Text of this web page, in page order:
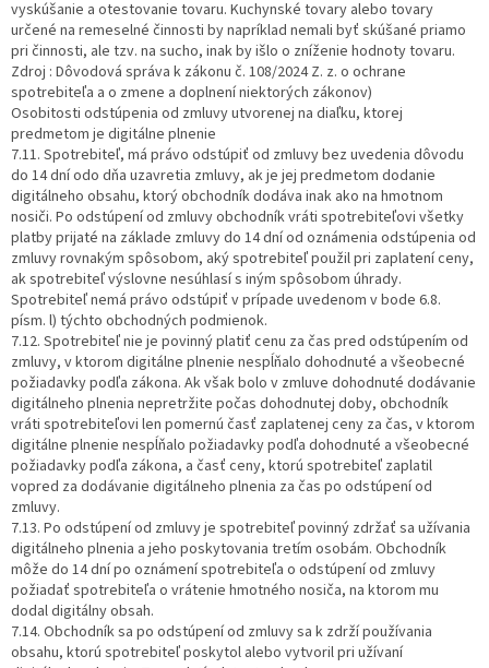
vyskúšanie a otestovanie tovaru. Kuchynské tovary alebo tovary
určené na remeselné činnosti by napríklad nemali byť skúšané priamo
pri činnosti, ale tzv. na sucho, inak by išlo o zníženie hodnoty tovaru.
Zdroj : Dôvodová správa k zákonu č. 108/2024 Z. z. o ochrane
spotrebiteľa a o zmene a doplnení niektorých zákonov)
Osobitosti odstúpenia od zmluvy utvorenej na diaľku, ktorej
predmetom je digitálne plnenie
7.11. Spotrebiteľ, má právo odstúpiť od zmluvy bez uvedenia dôvodu
do 14 dní odo dňa uzavretia zmluvy, ak je jej predmetom dodanie
digitálneho obsahu, ktorý obchodník dodáva inak ako na hmotnom
nosiči. Po odstúpení od zmluvy obchodník vráti spotrebiteľovi všetky
platby prijaté na základe zmluvy do 14 dní od oznámenia odstúpenia od
zmluvy rovnakým spôsobom, aký spotrebiteľ použil pri zaplatení ceny,
ak spotrebiteľ výslovne nesúhlasí s iným spôsobom úhrady.
Spotrebiteľ nemá právo odstúpiť v prípade uvedenom v bode 6.8.
písm. l) týchto obchodných podmienok.
7.12. Spotrebiteľ nie je povinný platiť cenu za čas pred odstúpením od
zmluvy, v ktorom digitálne plnenie nespĺňalo dohodnuté a všeobecné
požiadavky podľa zákona. Ak však bolo v zmluve dohodnuté dodávanie
digitálneho plnenia nepretržite počas dohodnutej doby, obchodník
vráti spotrebiteľovi len pomernú časť zaplatenej ceny za čas, v ktorom
digitálne plnenie nespĺňalo požiadavky podľa dohodnuté a všeobecné
požiadavky podľa zákona, a časť ceny, ktorú spotrebiteľ zaplatil
vopred za dodávanie digitálneho plnenia za čas po odstúpení od
zmluvy.
7.13. Po odstúpení od zmluvy je spotrebiteľ povinný zdržať sa užívania
digitálneho plnenia a jeho poskytovania tretím osobám. Obchodník
môže do 14 dní po oznámení spotrebiteľa o odstúpení od zmluvy
požiadať spotrebiteľa o vrátenie hmotného nosiča, na ktorom mu
dodal digitálny obsah.
7.14. Obchodník sa po odstúpení od zmluvy sa k zdrží používania
obsahu, ktorú spotrebiteľ poskytol alebo vytvoril pri užívaní